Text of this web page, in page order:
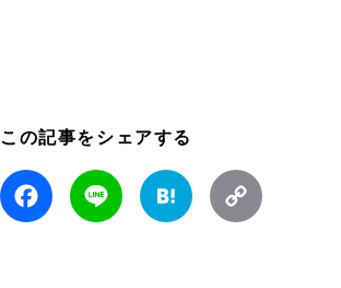
この記事をシェアする
Facebook Line Hatena